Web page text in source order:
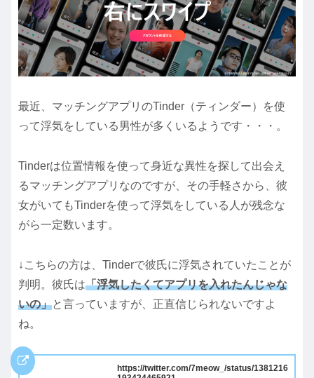
最近、マッチングアプリのTinder（ティンダー）を使
って浮気をしている男性が多くいるようです・・・。
Tinderは位置情報を使って身近な異性を探して出会え
るマッチングアプリなのですが、その手軽さから、彼
女がいてもTinderを使って浮気をしている人が残念な
がら一定数います。
↓こちらの方は、Tinderで彼氏に浮気されていたことが
判明。彼氏は「浮気したくてアプリを入れたんじゃな
いの」と言っていますが、正直信じられないですよ
ね。
https://twitter.com/7meow_/status/1381216